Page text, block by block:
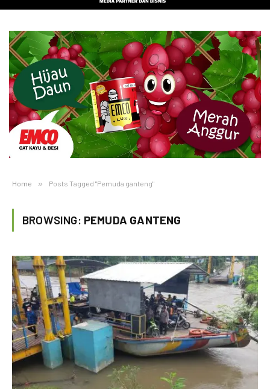
Home » Posts Tagged "Pemuda ganteng"
BROWSING: PEMUDA GANTENG